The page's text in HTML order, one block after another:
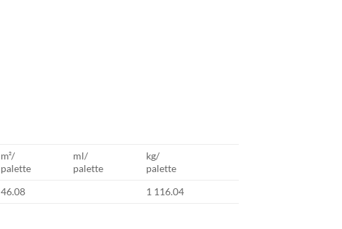
m²/
palette
ml/
palette
kg/
palette
46.08 1 116.04